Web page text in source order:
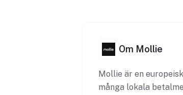
Om Mollie
Mollie är en
många lokala